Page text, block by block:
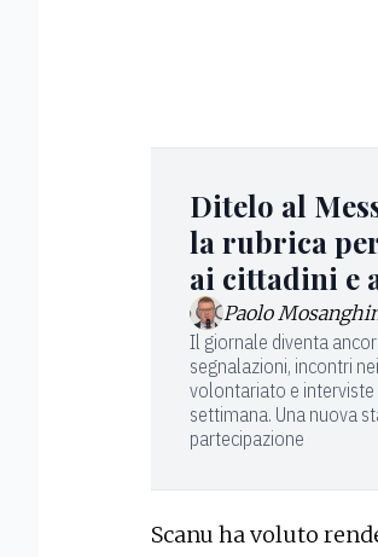
Ditelo al
la rubrica
ai cittadini e
Paolo
Il giornale diventa
segnalazioni, incontri
volontariato e
settimana. Una nuova
partecipazione
Scanu ha voluto